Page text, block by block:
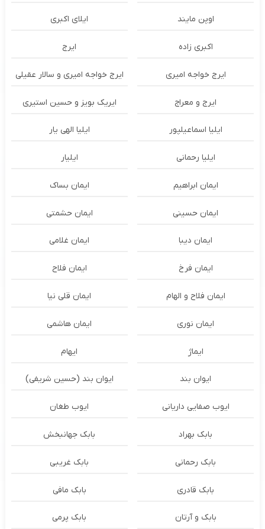
اوپن مایند ايلاى اكبرى
اکبری زاده ایرج
ایرج خواجه امیری ایرج خواجه امیری و سالار عقیلی
ایرج و معراج ایریک بویز و حسین استیری
ایلیا اسماعیلپور ایلیا الهی یار
ایلیا رحمانی ایلیار
ایمان ابراهیم ایمان بساک
ایمان حسینی ایمان حشمتی
ایمان دیبا ایمان غلامی
ایمان فرخ ایمان فلاح
ایمان فلاح و الهام ایمان قلی نیا
ایمان نوری ایمان هاشمی
ایماژ ایهام
ایوان بند ایوان بند (حسین شریفی)
ایوب صفایی داریانی ایوب طغان
بابک بهراد بابک جهانبخش
بابک رحمانی بابک غریبی
بابک قادری بابک مافی
بابک و آرتان بابک پرمی